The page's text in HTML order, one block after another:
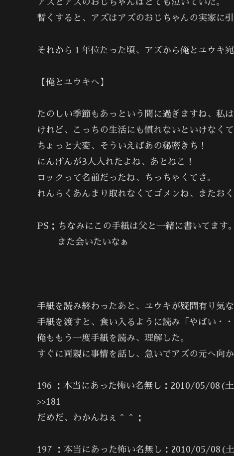
アズとアズのおじちゃんはとても泣いていた。
暫くすると、アズはアズのおじちゃんの実家に引
それから１年位たった頃、アズから俺とユウキ
【俺とユウキへ】
たのしい季節もあっという間に過ぎますね、私は
けれど、こっちの生活にも慣れないといけなくて
ちょっと大変、そういえばあの秘密きち！
にんげんが3人入れたよね、あとねこ！
ロックって名前だったね、ちっちゃくてさ。
れんらくあんまり取れなくてゴメンね、またおく
PS；ちなみにこの手紙は父と一緒に書いてます。
また会いたいなぁ
ア
手紙を読み終わったあと、ユウキが疑問有り気
手紙を渡すと、食い入るように読み「やばい・・
俺ももう一度手紙を読み、理解した。
すぐに両親に事情を話し、急いでアズの元へ向か
196 ：本当にあった怖い名無し：2010/05/08(
>>181
だめだ、わかんねぇ＾＾；
197 ：本当にあった怖い名無し：2010/05/